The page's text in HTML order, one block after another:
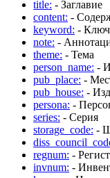
title: - Заглавие
content: -
keyword: -
note: -
theme: - Тема
person_name: -
pub_place: -
pub_house: -
persona: -
series: - Серия
storage_code: -
regnum: -
invnum: -